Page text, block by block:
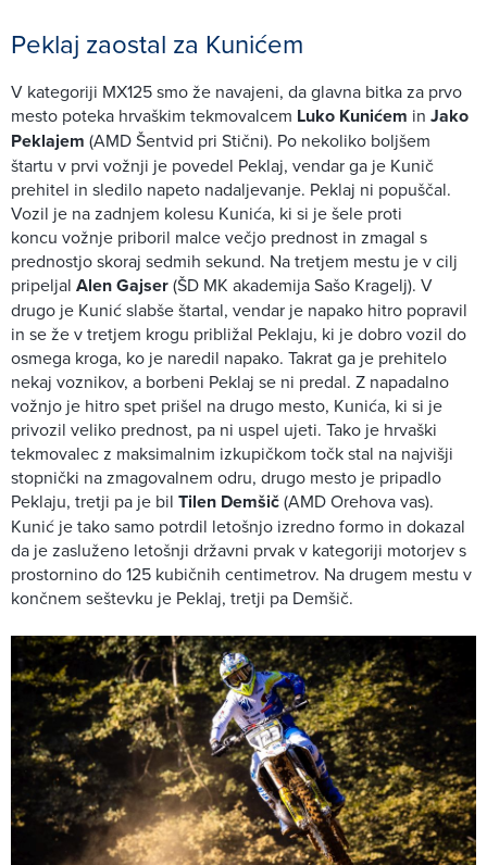
Peklaj zaostal za Kunićem
V kategoriji MX125 smo že navajeni, da glavna bitka za prvo
mesto poteka hrvaškim tekmovalcem Luko Kunićem in Jako
Peklajem (AMD Šentvid pri Stični). Po nekoliko boljšem
štartu v prvi vožnji je povedel Peklaj, vendar ga je Kunič
prehitel in sledilo napeto nadaljevanje. Peklaj ni popuščal.
Vozil je na zadnjem kolesu Kunića, ki si je šele proti
koncu vožnje priboril malce večjo prednost in zmagal s
prednostjo skoraj sedmih sekund. Na tretjem mestu je v cilj
pripeljal Alen Gajser(ŠD MK akademija Sašo Kragelj). V
drugo je Kunić slabše štartal, vendar je napako hitro popravil
in se že v tretjem krogu približal Peklaju, ki je dobro vozil do
osmega kroga, ko je naredil napako. Takrat ga je prehitelo
nekaj voznikov, a borbeni Peklaj se ni predal. Z napadalno
vožnjo je hitro spet prišel na drugo mesto, Kunića, ki si je
privozil veliko prednost, pa ni uspel ujeti. Tako je hrvaški
tekmovalec z maksimalnim izkupičkom točk stal na najvišji
stopnički na zmagovalnem odru, drugo mesto je pripadlo
Peklaju, tretji pa je bil Tilen Demšič(AMD Orehova vas).
Kunić je tako samo potrdil letošnjo izredno formo in dokazal
da je zasluženo letošnji državni prvak v kategoriji motorjev s
prostornino do 125 kubičnih centimetrov. Na drugem mestu v
končnem seštevku je Peklaj, tretji pa Demšič.